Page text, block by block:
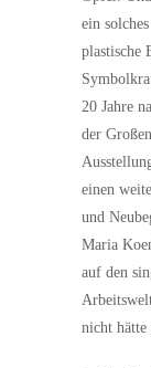
ein
plastische
20 Jahre
der
einen
und
Maria
auf den
nicht hätte